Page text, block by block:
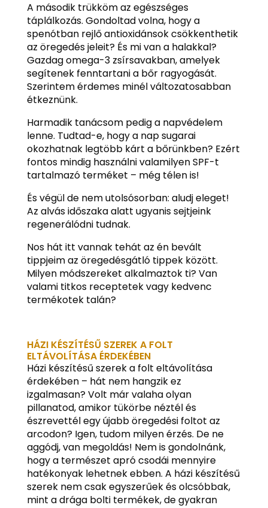
A második trükköm az egészséges
táplálkozás. Gondoltad volna, hogy a
spenótban rejlő antioxidánsok csökkenthetik
az öregedés jeleit? És mi van a halakkal?
Gazdag omega-3 zsírsavakban, amelyek
segítenek fenntartani a bőr ragyogását.
Szerintem érdemes minél változatosabban
étkeznünk.
Harmadik tanácsom pedig a napvédelem
lenne. Tudtad-e, hogy a nap sugarai
okozhatnak legtöbb kárt a bőrünkben? Ezért
fontos mindig használni valamilyen SPF-t
tartalmazó terméket – még télen is!
És végül de nem utolsósorban: aludj eleget!
Az alvás időszaka alatt ugyanis sejtjeink
regenerálódni tudnak.
Nos hát itt vannak tehát az én bevált
tippjeim az öregedésgátló tippek között.
Milyen módszereket alkalmaztok ti? Van
valami titkos receptetek vagy kedvenc
termékotek talán?
HÁZI KÉSZÍTÉSŰ SZEREK A FOLT
ELTÁVOLÍTÁSA ÉRDEKÉBEN
Házi készítésű szerek a folt eltávolítása
érdekében – hát nem hangzik ez
izgalmasan? Volt már valaha olyan
pillanatod, amikor tükörbe néztél és
észrevettél egy újabb öregedési foltot az
arcodon? Igen, tudom milyen érzés. De ne
aggódj, van megoldás! Nem is gondolnánk,
hogy a természet apró csodái mennyire
hatékonyak lehetnek ebben. A házi készítésű
szerek nem csak egyszerűek és olcsóbbak,
mint a drága bolti termékek, de gyakran